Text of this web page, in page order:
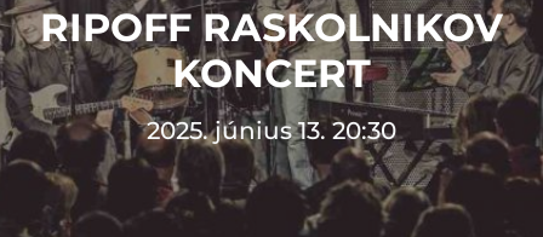
RIPOFF RASKOLNIKOV
KONCERT
2025. június 13. 20:30